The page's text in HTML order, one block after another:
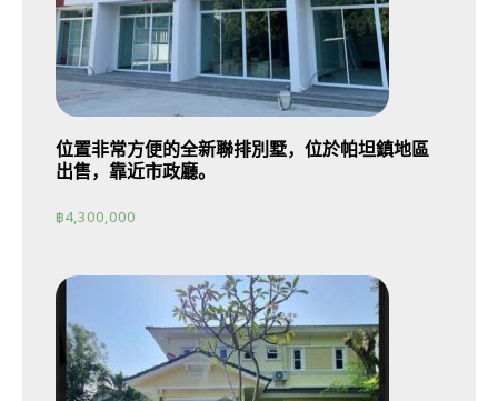
位置非常方便的全新聯排別墅，位於帕坦鎮地區
出售，靠近市政廳。
฿4,300,000